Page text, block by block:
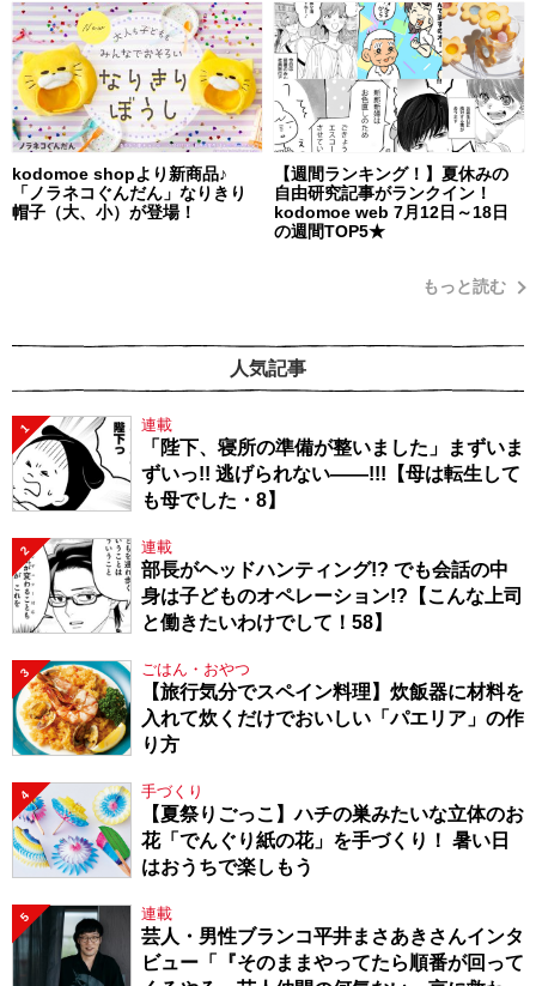
kodomoe shopより新商品♪
「ノラネコぐんだん」なりきり
帽子（大、小）が登場！
【週間ランキング！】夏休みの
自由研究記事がランクイン！
kodomoe web 7月12日～18日
の週間TOP5★
もっと読む
人気記事
1 連載
「陛下、寝所の準備が整いました」まずいま
ずいっ!! 逃げられない――!!!【母は転生して
も母でした・8】
2 連載
部長がヘッドハンティング!? でも会話の中
身は子どものオペレーション!?【こんな上司
と働きたいわけでして！58】
3 ごはん・おやつ
【旅行気分でスペイン料理】炊飯器に材料を
入れて炊くだけでおいしい「パエリア」の作
り方
4 手づくり
【夏祭りごっこ】ハチの巣みたいな立体のお
花「でんぐり紙の花」を手づくり！ 暑い日
はおうちで楽しもう
5 連載
芸人・男性ブランコ平井まさあきさんインタ
ビュー「『そのままやってたら順番が回って